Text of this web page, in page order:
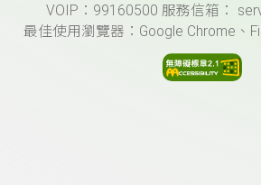
VOIP：99160500 服務信箱：
最佳使用瀏覽器：Google Chrome、